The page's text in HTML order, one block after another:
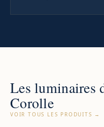
Les luminaires
Corolle
VOIR TOUS LES PRODUITS →